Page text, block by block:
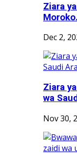
Ziara
Dec 2,
Ziara
wa
Nov 30,